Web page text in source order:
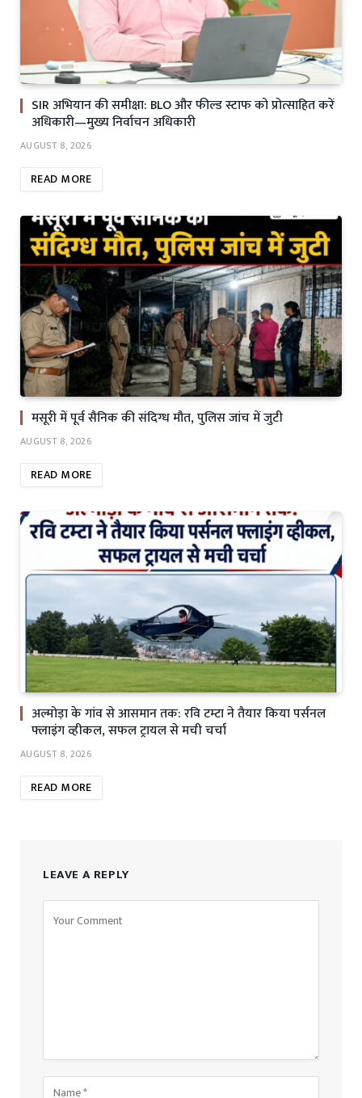
SIR अभियान की समीक्षा: BLO और फील्ड स्टाफ को प्रोत्साहित करें
अधिकारी—मुख्य निर्वाचन अधिकारी
AUGUST 8, 2026
READ MORE
मसूरी में पूर्व सैनिक की संदिग्ध मौत, पुलिस जांच में जुटी
AUGUST 8, 2026
READ MORE
अल्मोड़ा के गांव से आसमान तक: रवि टम्टा ने तैयार किया पर्सनल
फ्लाइंग व्हीकल, सफल ट्रायल से मची चर्चा
AUGUST 8, 2026
READ MORE
LEAVE A REPLY